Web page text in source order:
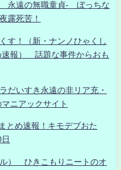
永遠の無職童貞- ぼっちな
露死苦！
す！（新・ナンノひゃくし
速報） 話題な事件からおも
だいすき永遠の非リア充・
ニアックサイト
とめ速報！キモデブおた
） ひきこもりニートのオ